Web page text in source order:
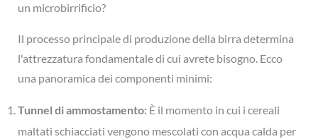
un microbirrificio?
Il processo principale di produzione della birra determina
l'attrezzatura fondamentale di cui avrete bisogno. Ecco
una panoramica dei componenti minimi:
Tunnel di ammostamento: È il momento in cui i cereali
maltati schiacciati vengono mescolati con acqua calda per